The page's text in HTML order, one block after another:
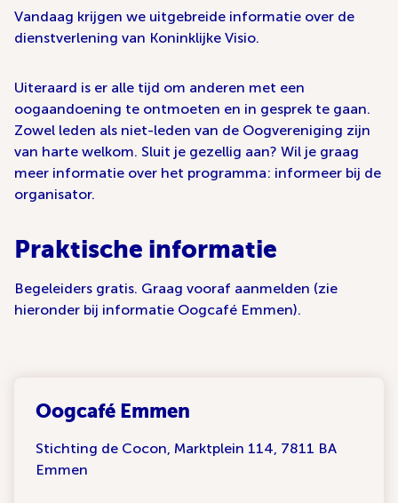
Vandaag krijgen we uitgebreide informatie over de
dienstverlening van Koninklijke Visio.
Uiteraard is er alle tijd om anderen met een
oogaandoening te ontmoeten en in gesprek te gaan.
Zowel leden als niet-leden van de Oogvereniging zijn
van harte welkom. Sluit je gezellig aan? Wil je graag
meer informatie over het programma: informeer bij de
organisator.
Praktische informatie
Begeleiders gratis. Graag vooraf aanmelden (zie
hieronder bij informatie Oogcafé Emmen).
Oogcafé Emmen
Stichting de Cocon, Marktplein 114, 7811 BA
Emmen